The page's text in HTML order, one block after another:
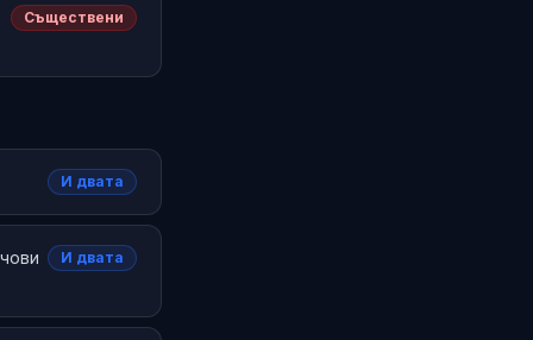
Съществени
И двата
И двата